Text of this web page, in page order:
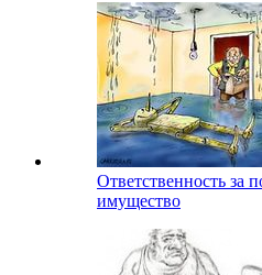
Ответственность за
имущество